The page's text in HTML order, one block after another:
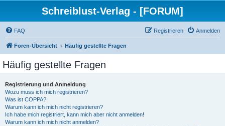
Schreiblust-Verlag - [FORUM]
FAQ Anmelden
Registrieren
Foren-Übersicht Häufig gestellte Fragen
Häufig gestellte Fragen
Registrierung und Anmeldung
Wozu muss ich mich registrieren?
Was ist COPPA?
Warum kann ich mich nicht registrieren?
Ich habe mich registriert, kann mich aber nicht anmelden!
Warum kann ich mich nicht anmelden?